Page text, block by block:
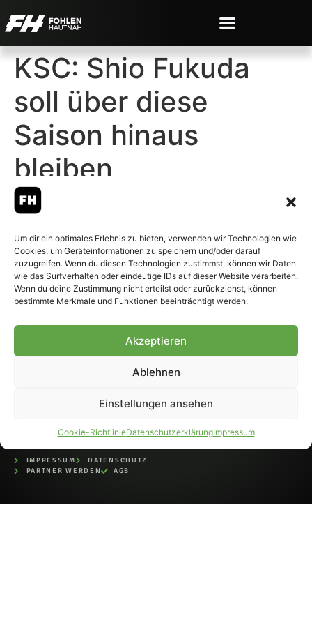
Um dir ein optimales Erlebnis zu bieten, verwenden wir Technologien wie
Cookies, um Geräteinformationen zu speichern und/oder darauf
zuzugreifen. Wenn du diesen Technologien zustimmst, können wir Daten
wie das Surfverhalten oder eindeutige IDs auf dieser Website verarbeiten.
Wenn du deine Zustimmung nicht erteilst oder zurückziehst, können
bestimmte Merkmale und Funktionen beeinträchtigt werden.
Akzeptieren
Ablehnen
Einstellungen ansehen
Cookie-RichtlinieDatenschutzerklärungImpressum
KSC: Shio Fukuda
soll über diese
Saison hinaus
bleiben
© 2007-2026 Fohlen-Hautnah.de
– Alle rechte vorbehalten.
Fohlen-Hautnah.de ist ein
offiziell eingetragenes Magazin
IMPRESSUM
DATENSCHUTZ
PARTNER WERDEN
AGB